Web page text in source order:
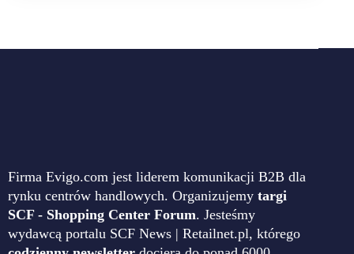
Firma Evigo.com jest liderem komunikacji B2B dla
rynku centrów handlowych. Organizujemy targi
SCF - Shopping Center Forum. Jesteśmy
wydawcą portalu SCF News | Retailnet.pl, którego